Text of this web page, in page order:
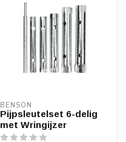
BENSON
Pijpsleutelset 6-delig
met Wringijzer